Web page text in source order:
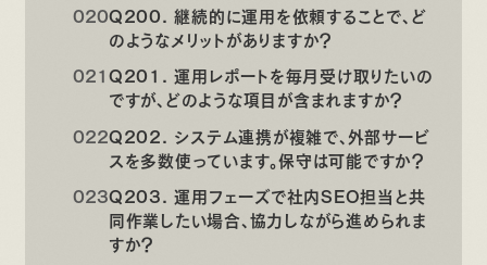
Q200. 継続的に運用を依頼することで、ど
のようなメリットがありますか？
Q201. 運用レポートを毎月受け取りたいの
ですが、どのような項目が含まれますか？
Q202. システム連携が複雑で、外部サービ
スを多数使っています。保守は可能ですか？
Q203. 運用フェーズで社内SEO担当と共
同作業したい場合、協力しながら進められま
すか？